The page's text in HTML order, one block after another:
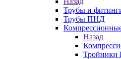
Трубы и
Трубы ПНД
Назад